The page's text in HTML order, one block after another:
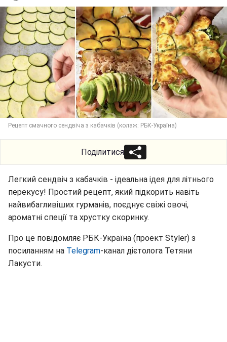
Рецепт смачного сендвіча з кабачків (колаж: РБК-Україна)
Поділитися
Легкий сендвіч з кабачків - ідеальна ідея для літнього
перекусу! Простий рецепт, який підкорить навіть
найвибагливіших гурманів, поєднує свіжі овочі,
ароматні спеції та хрустку скоринку.
Про це повідомляє РБК-Україна (проект Styler) з
посиланням на Telegram-канал дієтолога Тетяни
Лакусти.